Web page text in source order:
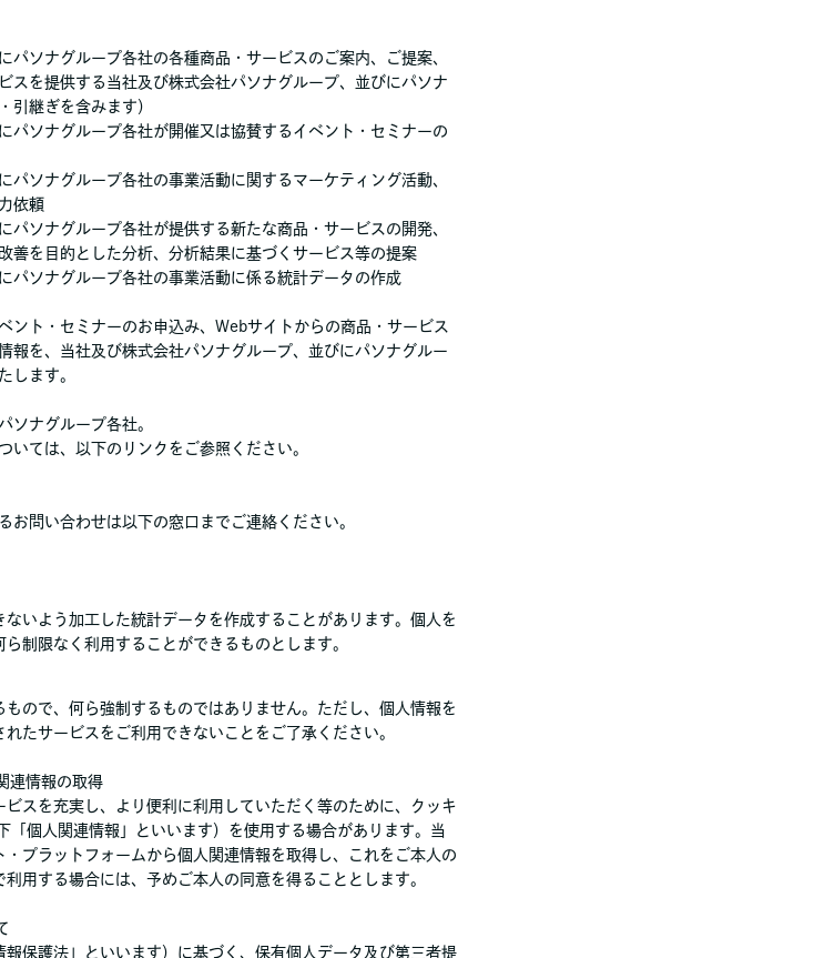
パソナグループ各社の各種商品・サービスのご案内、ご提案、
スを提供する当社及び株式会社パソナグループ、並びにパソナ
引継ぎを含みます）
パソナグループ各社が開催又は協賛するイベント・セミナーの
パソナグループ各社の事業活動に関するマーケティング活動、
依頼
パソナグループ各社が提供する新たな商品・サービスの開発、
善を目的とした分析、分析結果に基づくサービス等の提案
パソナグループ各社の事業活動に係る統計データの作成
ント・セミナーのお申込み、Webサイトからの商品・サービス
報を、当社及び株式会社パソナグループ、並びにパソナグルー
します。
ソナグループ各社。
いては、以下のリンクをご参照ください。
お問い合わせは以下の窓口までご連絡ください。
いよう加工した統計データを作成することがあります。 個人を
制限なく利用することができるものとします。
ので、何ら強制するものではありません。ただし、個人情報を
たサービスをご利用できないことをご了承ください。
連情報の取得
スを充実し、より便利に利用していただく等のために、クッキ
個人関連情報」といいます）を使用する場合があります。当
プラットフォームから個人関連情報を取得し、これをご本人の
用する場合には、予めご本人の同意を得ることとします。
保護法」といいます）に基づく、保有個人データ及び第三者提